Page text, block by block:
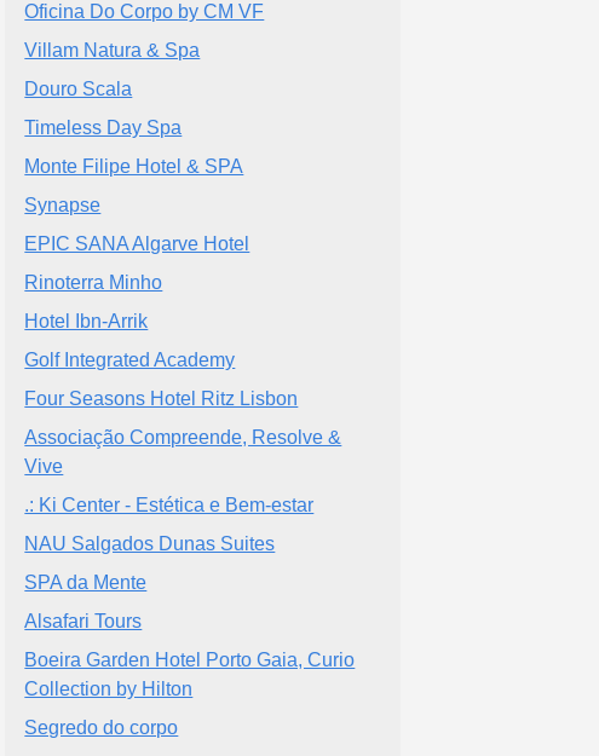
Oficina Do Corpo by CM VF
Villam Natura & Spa
Douro Scala
Timeless Day Spa
Monte Filipe Hotel & SPA
Synapse
EPIC SANA Algarve Hotel
Rinoterra Minho
Hotel Ibn-Arrik
Golf Integrated Academy
Four Seasons Hotel Ritz Lisbon
Associação Compreende, Resolve &
Vive
.: Ki Center - Estética e Bem-estar
NAU Salgados Dunas Suites
SPA da Mente
Alsafari Tours
Boeira Garden Hotel Porto Gaia, Curio
Collection by Hilton
Segredo do corpo